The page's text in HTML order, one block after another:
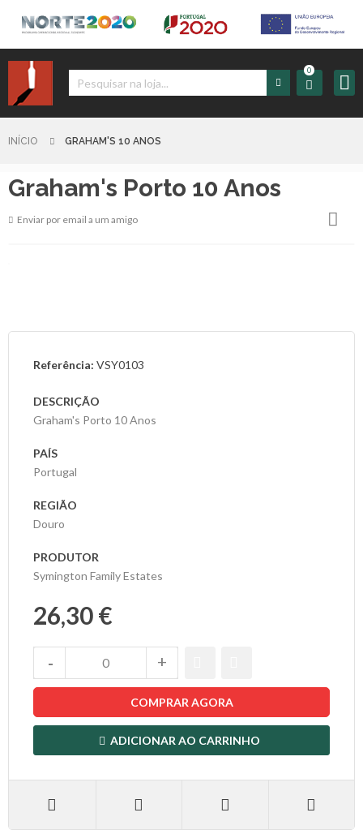
0
Sessão
Sign
As
Nossas
INÍCIO GRAHAM'S 10 ANOS
Graham's Porto 10 Anos
Enviar por email a um amigo
Referência: VSY0103
DESCRIÇÃO
Graham's Porto 10 Anos
PAÍS
Portugal
REGIÃO
Douro
PRODUTOR
Symington Family Estates
26,30 €
COMPRAR AGORA
ADICIONAR AO CARRINHO